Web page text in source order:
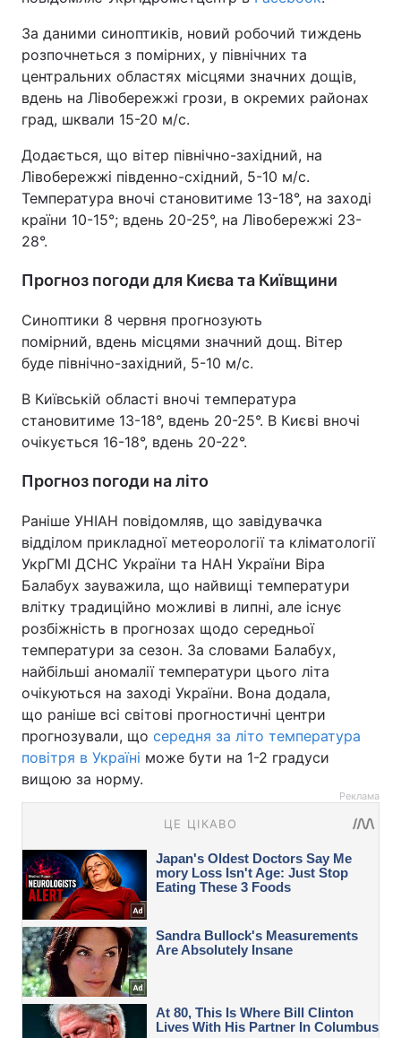
За даними синоптиків, новий робочий тиждень
розпочнеться з помірних, у північних та
центральних областях місцями значних дощів,
вдень на Лівобережжі грози, в окремих районах
град, шквали 15-20 м/с.
Додається, що вітер північно-західний, на
Лівобережжі південно-східний, 5-10 м/с.
Температура вночі становитиме 13-18°, на заході
країни 10-15°; вдень 20-25°, на Лівобережжі 23-
28°.
Прогноз погоди для Києва та Київщини
Синоптики 8 червня прогнозують
помірний, вдень місцями значний дощ. Вітер
буде північно-західний, 5-10 м/с.
В Київській області вночі температура
становитиме 13-18°, вдень 20-25°. В Києві вночі
очікується 16-18°, вдень 20-22°.
Прогноз погоди на літо
Раніше УНІАН повідомляв, що завідувачка
відділом прикладної метеорології та кліматології
УкрГМІ ДСНС України та НАН України Віра
Балабух зауважила, що найвищі температури
влітку традиційно можливі в липні, але існує
розбіжність в прогнозах щодо середньої
температури за сезон. За словами Балабух,
найбільші аномалії температури цього літа
очікуються на заході України. Вона додала,
що раніше всі світові прогностичні центри
прогнозували, що середня за літо температура
повітря в Україні може бути на 1-2 градуси
вищою за норму.
Реклама